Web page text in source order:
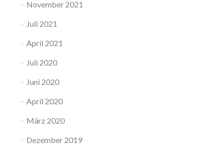
November 2021
Juli 2021
April 2021
Juli 2020
Juni 2020
April 2020
März 2020
Dezember 2019